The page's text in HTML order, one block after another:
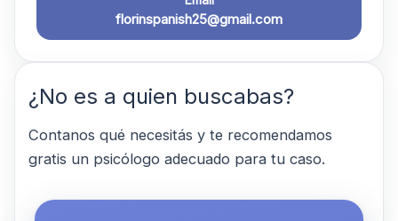
florinspanish25@gmail.com
¿No es a quien buscabas?
Contanos qué necesitás y te recomendamos
gratis un psicólogo adecuado para tu caso.